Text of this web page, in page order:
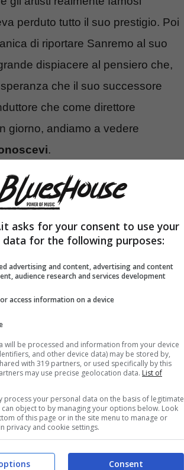
perduto tutto il suo prestigio. Poi
di riportare Sanremo al suo
dispiacere al pensiero che,
che il suo successore
che come direttore
giorno, andiamo a vedere
.
le carte. Quello
asks for your consent to use your
data for the following purposes:
advertising and content, advertising and content
audience research and services development
access information on a device
will be processed and information from your device
and other device data) may be stored by,
with 319 partners, or used specifically by this
may use precise geolocation data. List of
process your personal data on the basis of legitimate
can object to by managing your options below. Look
of this page or in the site menu to manage or
privacy and cookie settings.
Consent